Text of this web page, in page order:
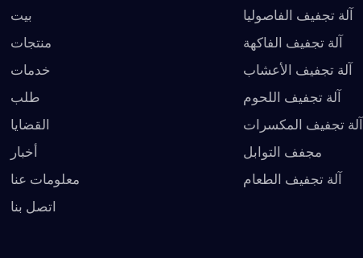
بيت
منتجات
خدمات
طلب
القضايا
أخبار
معلومات عنا
اتصل بنا
آلة تجفيف الفاصوليا
آلة تجفيف الفاكهة
آلة تجفيف الأعشاب
آلة تجفيف اللحوم
آلة تجفيف المكسرات
مجفف التوابل
آلة تجفيف الطعام